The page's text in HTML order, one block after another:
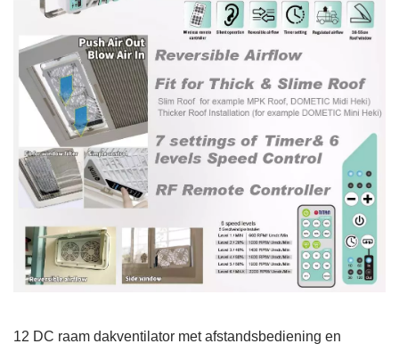
12 DC raam dakventilator met afstandsbediening en